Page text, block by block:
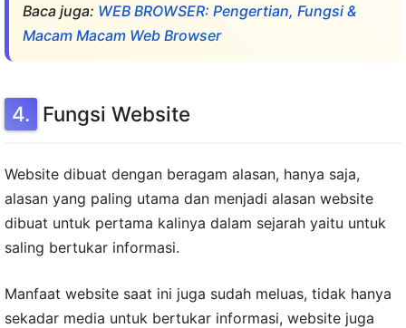
Baca juga: WEB BROWSER: Pengertian, Fungsi &
Macam Macam Web Browser
Fungsi Website
Website dibuat dengan beragam alasan, hanya saja,
alasan yang paling utama dan menjadi alasan website
dibuat untuk pertama kalinya dalam sejarah yaitu untuk
saling bertukar informasi.
Manfaat website saat ini juga sudah meluas, tidak hanya
sekadar media untuk bertukar informasi, website juga